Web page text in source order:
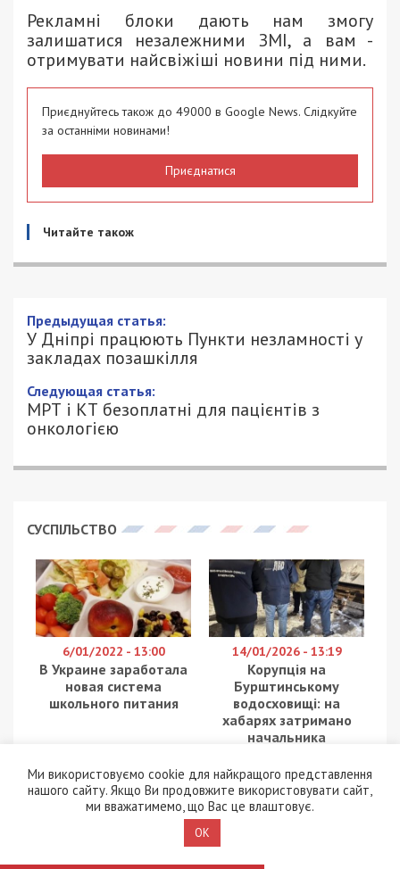
Рекламні блоки дають нам змогу
залишатися незалежними ЗМІ, а вам -
отримувати найсвіжіші новини під ними.
Приєднуйтесь також до 49000 в Google News. Слідкуйте
за останніми новинами!
Приєднатися
Читайте також
Предыдущая статья:
У Дніпрі працюють Пункти незламності у
закладах позашкілля
Следующая статья:
МРТ і КТ безоплатні для пацієнтів з
онкологією
СУСПІЛЬСТВО
6/01/2022 - 13:00
В Украине заработала
новая система
школьного питания
14/01/2026 - 13:19
Корупція на
Бурштинському
водосховищі: на
хабарях затримано
начальника
патруля Прикарпаття
Ми використовуємо cookie для найкращого представлення
нашого сайту. Якщо Ви продовжите використовувати сайт,
ми вважатимемо, що Вас це влаштовує.
OK